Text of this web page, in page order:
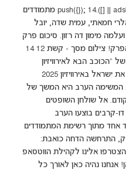
(adsbygoogle = window.adsbygoogle || []).push({}); 14 מתמודדים
חמאתי, עמית שדה, יובל
מימון דה רזון. סיכום פרק
21. הצביעו לביצוע הטוב ביותר של הפרק! צילום מסך - קשת 12 14
הבא לאירוויזיון
2025", כשהזוכה הגדול בתחרות ייצג את ישראל באירוויזיון 2025
ב-13, 15 ו-17 במאי. המשימה הערב היא המשך של
אל שולחן השופטים
קרבים בוצעו הערב
אחד מתוך רשימת המתמודדים
התרחשה הדחה כואבת:
אלינו לקהילת הווטסאפ
אנחנו נהיה כאן לאורך כל